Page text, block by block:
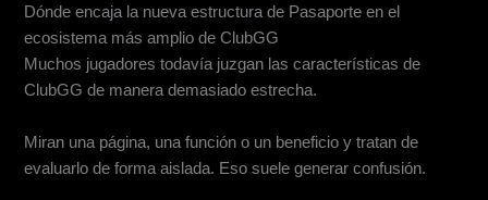
Dónde encaja la nueva estructura de Pasaporte en el
ecosistema más amplio de ClubGG
Muchos jugadores todavía juzgan las características de
ClubGG de manera demasiado estrecha.
Miran una página, una función o un beneficio y tratan de
evaluarlo de forma aislada. Eso suele generar confusión.